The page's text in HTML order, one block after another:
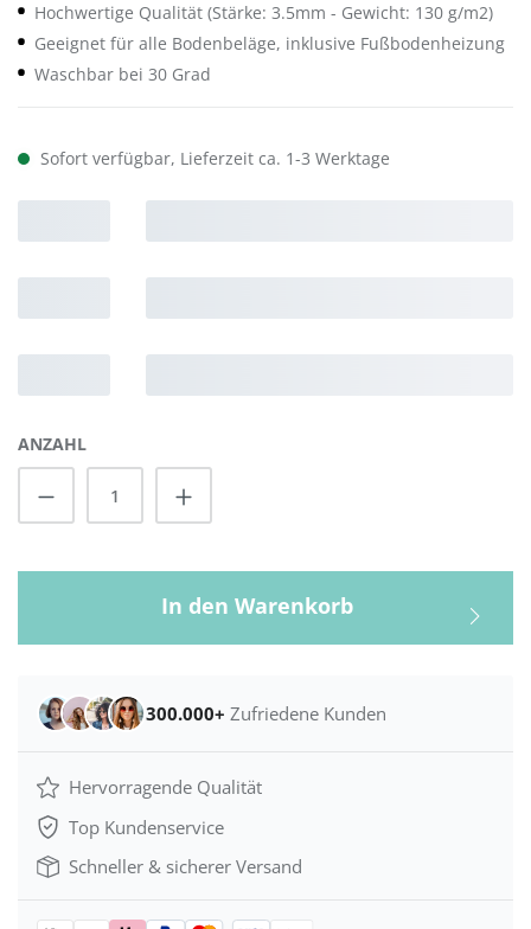
Hochwertige Qualität (Stärke: 3.5mm - Gewicht: 130 g/m2)
Geeignet für alle Bodenbeläge, inklusive Fußbodenheizung
Waschbar bei 30 Grad
Sofort verfügbar, Lieferzeit ca. 1-3 Werktage
ANZAHL
Produkt Anzahl: Gib den gewünschten
In den Warenkorb
300.000+ Zufriedene Kunden
Hervorragende Qualität
Top Kundenservice
Schneller & sicherer Versand